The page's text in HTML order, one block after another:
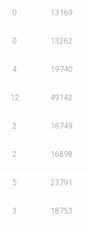
0 13169
0 13262
4 19740
12 49142
2 16749
2 16898
5 23791
3 18753